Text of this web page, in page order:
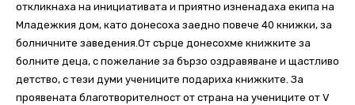
откликнаха на инициативата и приятно изненадаха екипа на
Младежкия дом, като донесоха заедно повече 40 книжки, за
болничните заведения.От сърце донесохме книжките за
болните деца, с пожелание за бързо оздравяване и щастливо
детство, с тези думи учениците подариха книжките. За
проявената благотворителност от страна на учениците от V